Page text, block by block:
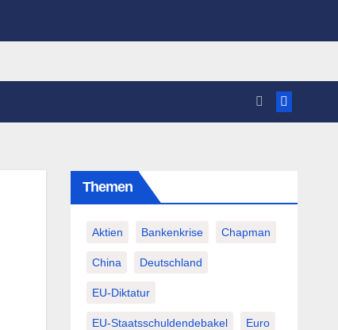
Themen
Aktien Bankenkrise Chapman
China Deutschland
EU-Diktatur
EU-Staatsschuldendebakel Euro